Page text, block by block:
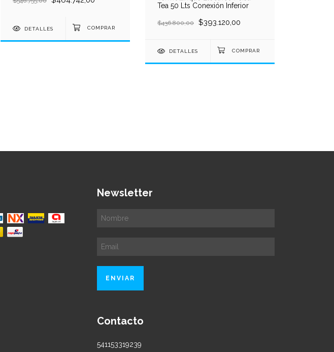
DETALLES
Tea 50 Lts Conexión Inferior
$436.800,00 $393.120,00
DETALLES
Newsletter
Contacto
541153319239